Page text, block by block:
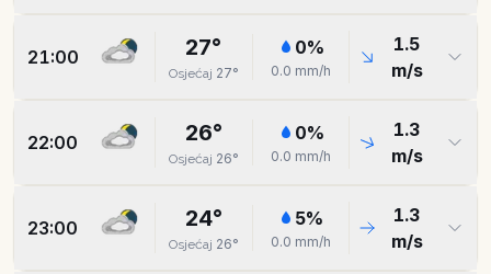
21:00 27°
Osjećaj 27°
0%
0.0 mm/h
1.5
m/s
22:00 26°
Osjećaj 26°
0%
0.0 mm/h
1.3
m/s
23:00 24°
Osjećaj 26°
5%
0.0 mm/h
1.3
m/s